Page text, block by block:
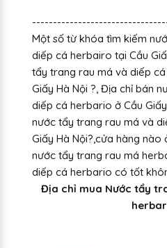
Một số từ khóa tìm kiếm
diếp cá herbairo tại Cầu
tẩy trang rau má và diếp
Giấy Hà Nội ?, Địa chỉ bán
diếp cá herbario ở Cầu
nước tẩy trang rau má và
Giấy Hà Nội?,cửa hàng nào
nước tẩy trang rau má
diếp cá herbario có tốt
Địa chỉ mua Nước tẩy